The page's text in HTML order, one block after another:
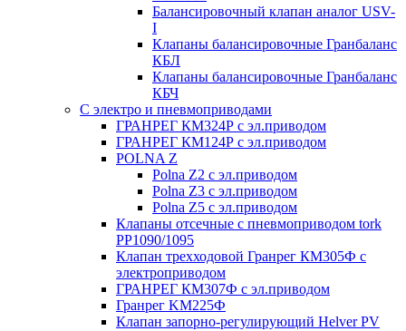
Балансировочный клапан аналог USV-
I
Клапаны балансировочные Гранбаланс
КБЛ
Клапаны балансировочные Гранбаланс
КБЧ
С электро и пневмоприводами
ГРАНРЕГ КМ324Р с эл.приводом
ГРАНРЕГ КМ124Р с эл.приводом
POLNA Z
Polna Z2 с эл.приводом
Polna Z3 с эл.приводом
Polna Z5 с эл.приводом
Клапаны отсечные с пневмоприводом tork
PP1090/1095
Клапан трехходовой Гранрег КМ305Ф с
электроприводом
ГРАНРЕГ КМ307Ф с эл.приводом
Гранрег KM225Ф
Клапан запорно-регулирующий Helver PV